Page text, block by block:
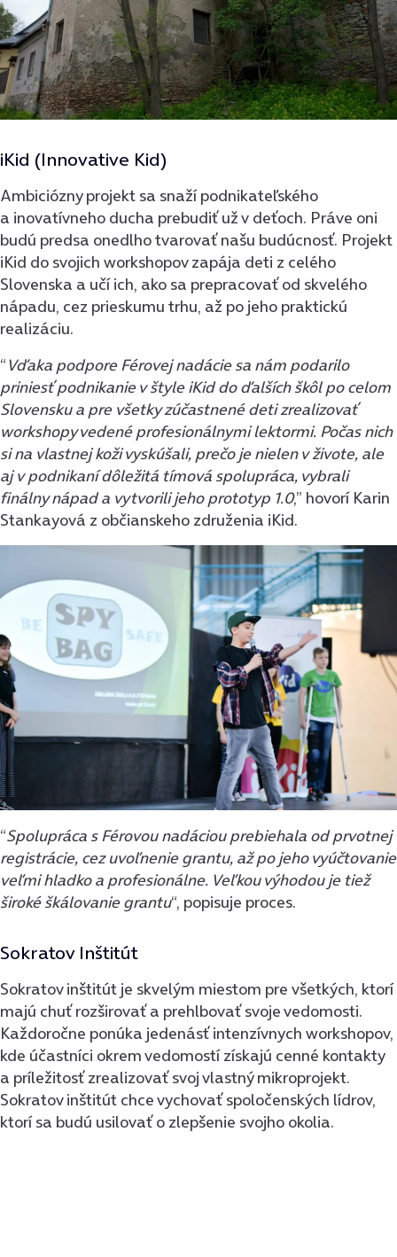
iKid (Innovative Kid)
Ambiciózny projekt sa snaží podnikateľského
a inovatívneho ducha prebudiť už v deťoch. Práve oni
budú predsa onedlho tvarovať našu budúcnosť. Projekt
iKid do svojich workshopov zapája deti z celého
Slovenska a učí ich, ako sa prepracovať od skvelého
nápadu, cez prieskumu trhu, až po jeho praktickú
realizáciu.
“Vďaka podpore Férovej nadácie sa nám podarilo
priniesť podnikanie v štyle iKid do ďalších škôl po celom
Slovensku a pre všetky zúčastnené deti zrealizovať
workshopy vedené profesionálnymi lektormi. Počas nich
si na vlastnej koži vyskúšali, prečo je nielen v živote, ale
aj v podnikaní dôležitá tímová spolupráca, vybrali
finálny nápad a vytvorili jeho prototyp 1.0,” hovorí Karin
Stankayová z občianskeho združenia iKid.
“Spolupráca s Férovou nadáciou prebiehala od prvotnej
registrácie, cez uvoľnenie grantu, až po jeho vyúčtovanie
veľmi hladko a profesionálne. Veľkou výhodou je tiež
široké škálovanie grantu“, popisuje proces.
Sokratov Inštitút
Sokratov inštitút je skvelým miestom pre všetkých, ktorí
majú chuť rozširovať a prehlbovať svoje vedomosti.
Každoročne ponúka jedenásť intenzívnych workshopov,
kde účastníci okrem vedomostí získajú cenné kontakty
a príležitosť zrealizovať svoj vlastný mikroprojekt.
Sokratov inštitút chce vychovať spoločenských lídrov,
ktorí sa budú usilovať o zlepšenie svojho okolia.